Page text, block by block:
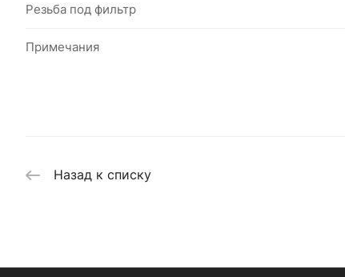
Резьба под фильтр
Примечания
Назад к списку